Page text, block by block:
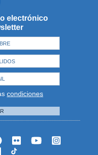
electrónico
condiciones